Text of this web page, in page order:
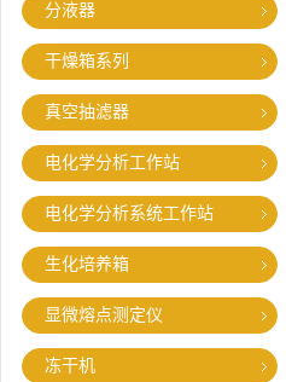
分液器
干燥箱系列
真空抽滤器
电化学分析工作站
电化学分析系统工作站
生化培养箱
显微熔点测定仪
冻干机